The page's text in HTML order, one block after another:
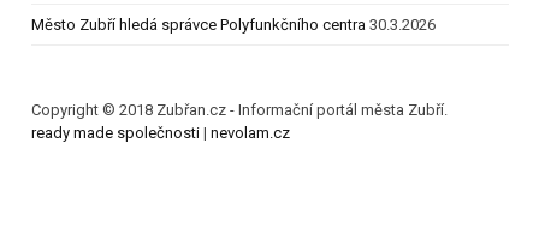
Město Zubří hledá správce Polyfunkčního centra 30.3.2026
Copyright © 2018 Zubřan.cz - Informační portál města Zubří.
ready made společnosti | nevolam.cz